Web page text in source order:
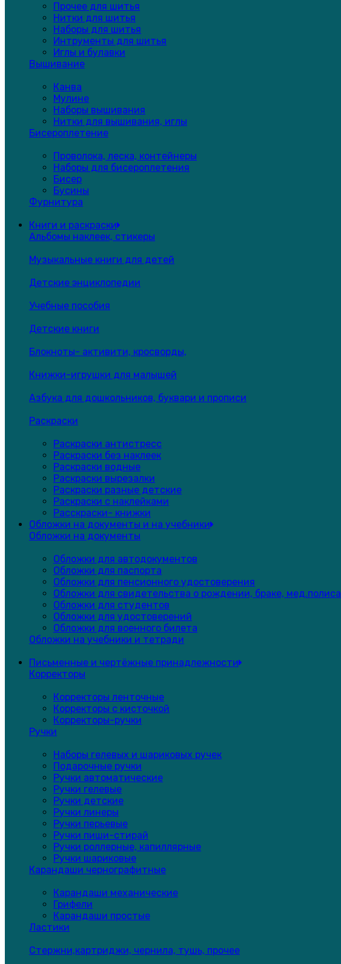
Прочее для шитья
Нитки для шитья
Наборы для шитья
Интрументы для шитья
Иглы и булавки
Вышивание
Канва
Мулине
Наборы вышивания
Нитки для вышивания, иглы
Бисероплетение
Проволока, леска, контейнеры
Наборы для бисероплетения
Бисер
Бусины
Фурнитура
Книги и раскраски
Альбомы наклеек, стикеры
Музыкальные книги для детей
Детские энциклопедии
Учебные пособия
Детские книги
Блокноты- активити, кросворды,
Книжки-игрушки для малышей
Азбука для дошкольников, буквари и прописи
Раскраски
Раскраски антистресс
Раскраски без наклеек
Раскраски водные
Раскраски вырезалки
Раскраски разные детские
Раскраски с наклейками
Расскраски- книжки
Обложки на документы и на учебники
Обложки на документы
Обложки для автодокументов
Обложки для паспорта
Обложки для пенсионного удостоверения
Обложки для свидетельства о рождении, браке, мед.полиса
Обложки для студентов
Обложки для удостоверений
Обложки для военного билета
Обложки на учебники и тетради
Письменные и чертёжные принадлежности
Корректоры
Корректоры ленточные
Корректоры с кисточкой
Корректоры-ручки
Ручки
Наборы гелевых и шариковых ручек
Подарочные ручки
Ручки автоматические
Ручки гелевые
Ручки детские
Ручки линеры
Ручки перьевые
Ручки пиши-стирай
Ручки роллерные, капиллярные
Ручки шариковые
Карандаши чернографитные
Карандаши механические
Грифели
Карандаши простые
Ластики
Стержни,картриджи, чернила, тушь, прочее